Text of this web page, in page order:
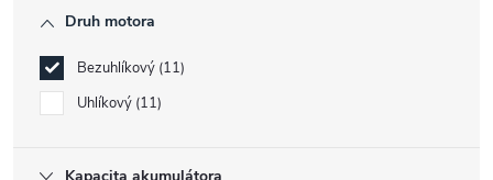
Druh motora
Bezuhlíkový 11
Uhlíkový 11